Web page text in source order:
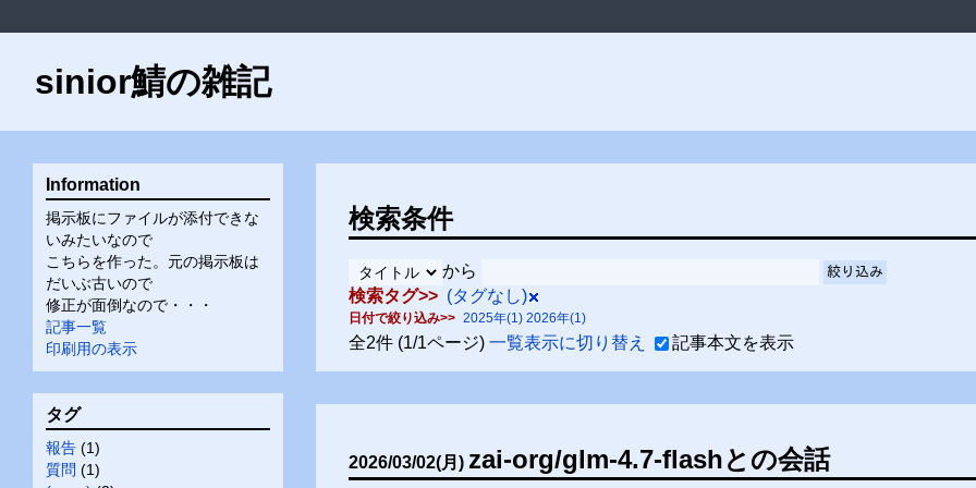
sinior鯖の雑記
検索条件
から 絞り込み
検索タグ (タグなし)
日付で絞り込み 2025年(1) 2026年(1)
全2件 (1/1ページ) 一覧表示に切り替え 記事本文を表示
2026/03/02(月) zai-org/glm-4.7-flashとの会話
Information
掲示板にファイルが添付できな
いみたいなので
こちらを作った。元の掲示板は
だいぶ古いので
修正が面倒なので・・・
記事一覧
印刷用の表示
タグ
報告 (1)
質問 (1)